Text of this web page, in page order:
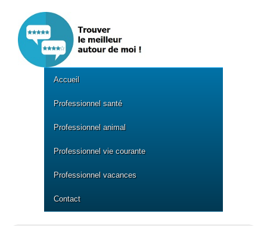
Accueil
Professionnel santé
Professionnel animal
Professionnel vie courante
Professionnel vacances
Contact